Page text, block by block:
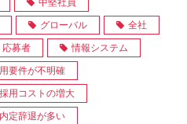
グローバル 全社
応募者 情報システム
要件が不明確
採用コストの増大
内定辞退が多い